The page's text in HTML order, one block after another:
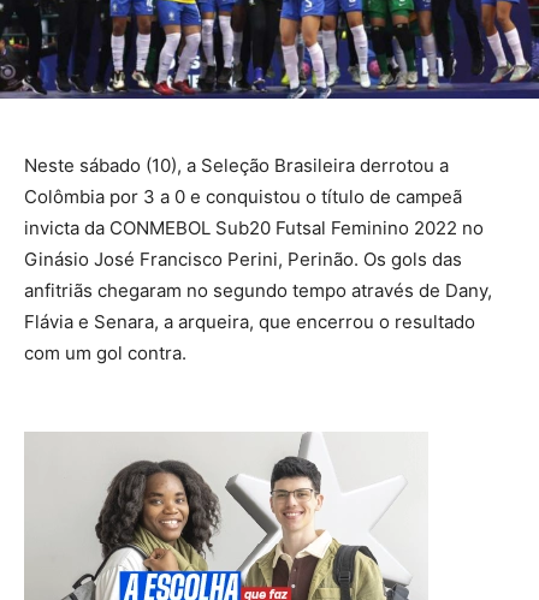
Neste sábado (10), a Seleção Brasileira derrotou a
Colômbia por 3 a 0 e conquistou o título de campeã
invicta da CONMEBOL Sub20 Futsal Feminino 2022 no
Ginásio José Francisco Perini, Perinão. Os gols das
anfitriãs chegaram no segundo tempo através de Dany,
Flávia e Senara, a arqueira, que encerrou o resultado
com um gol contra.